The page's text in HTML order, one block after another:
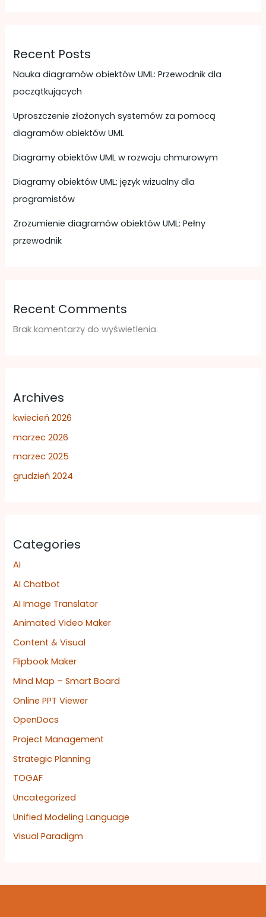
Recent Posts
Nauka diagramów obiektów UML: Przewodnik dla
początkujących
Uproszczenie złożonych systemów za pomocą
diagramów obiektów UML
Diagramy obiektów UML w rozwoju chmurowym
Diagramy obiektów UML: język wizualny dla
programistów
Zrozumienie diagramów obiektów UML: Pełny
przewodnik
Recent Comments
Brak komentarzy do wyświetlenia.
Archives
kwiecień 2026
marzec 2026
marzec 2025
grudzień 2024
Categories
AI
AI Chatbot
AI Image Translator
Animated Video Maker
Content & Visual
Flipbook Maker
Mind Map – Smart Board
Online PPT Viewer
OpenDocs
Project Management
Strategic Planning
TOGAF
Uncategorized
Unified Modeling Language
Visual Paradigm